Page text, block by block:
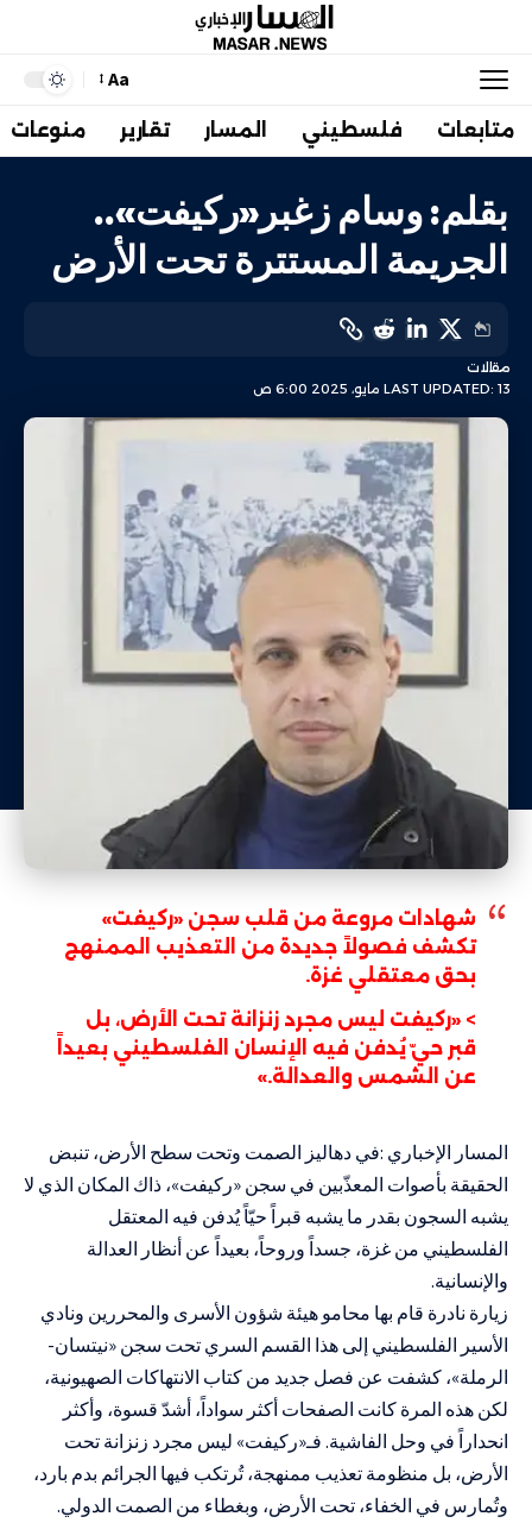
Aa
متابعات فلسطيني المسار تقارير منوعات
بقلم: وسام زغبر«ركيفت»..
الجريمة المستترة تحت الأرض
LAST UPDATED: 13 مايو، 2025 6:00 ص
مقالات
شهادات مروعة من قلب سجن «ركيفت»
تكشف فصولاً جديدة من التعذيب الممنهج
بحق معتقلي غزة.
> «ركيفت ليس مجرد زنزانة تحت الأرض، بل
قبر حيّ يُدفن فيه الإنسان الفلسطيني بعيداً
عن الشمس والعدالة.»
المسار الإخباري :في دهاليز الصمت وتحت سطح الأرض، تنبض
الحقيقة بأصوات المعذّبين في سجن «ركيفت»، ذاك المكان الذي لا
يشبه السجون بقدر ما يشبه قبراً حيّاً يُدفن فيه المعتقل
الفلسطيني من غزة، جسداً وروحاً، بعيداً عن أنظار العدالة
والإنسانية.
زيارة نادرة قام بها محامو هيئة شؤون الأسرى والمحررين ونادي
الأسير الفلسطيني إلى هذا القسم السري تحت سجن «نيتسان-
الرملة»، كشفت عن فصل جديد من كتاب الانتهاكات الصهيونية،
لكن هذه المرة كانت الصفحات أكثر سواداً، أشدّ قسوة، وأكثر
انحداراً في وحل الفاشية. فـ«ركيفت» ليس مجرد زنزانة تحت
الأرض، بل منظومة تعذيب ممنهجة، تُرتكب فيها الجرائم بدم بارد،
وتُمارس في الخفاء، تحت الأرض، وبغطاء من الصمت الدولي.